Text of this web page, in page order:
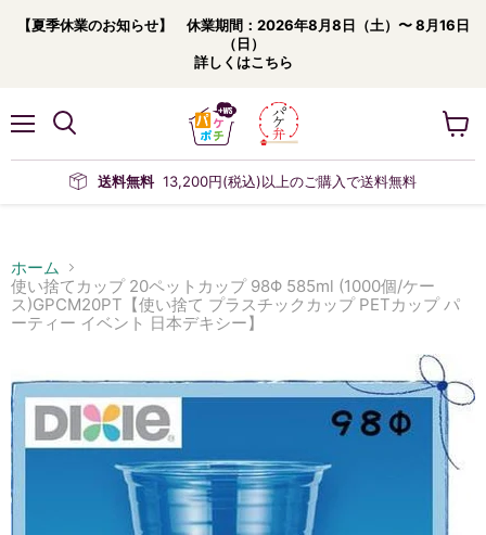
【夏季休業のお知らせ】 休業期間：2026年8月8日（土）〜 8月16日
（日）
詳しくはこちら
ニ
送料無料 13,200円(税込)以上のご購入で送料無料
ー
ホーム
使い捨てカップ 20ペットカップ 98Φ 585ml (1000個/ケー
ス)GPCM20PT【使い捨て プラスチックカップ PETカップ パ
ーティー イベント 日本デキシー】